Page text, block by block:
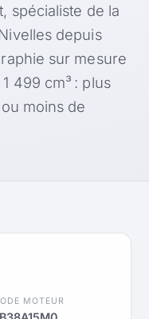
spécialiste de la
depuis
sur mesure
499 cm³ : plus
moins de
MOTEUR